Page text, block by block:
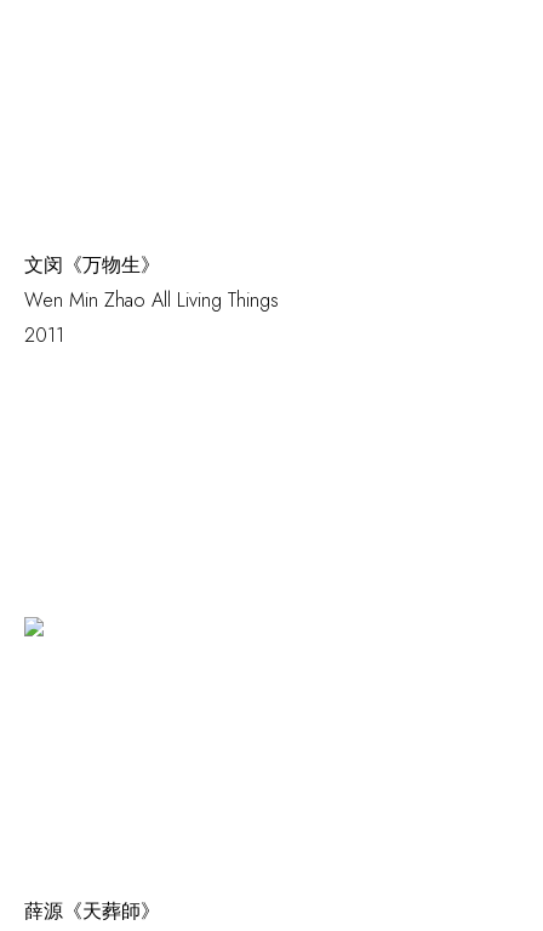
文闵《万物生》
Wen Min Zhao All Living Things
2011
薛源《天葬師》